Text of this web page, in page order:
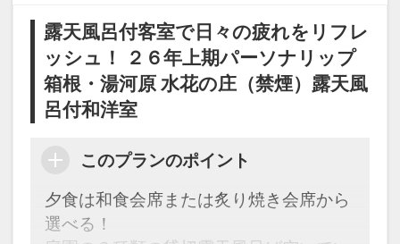
度でも利用OK
※旅行代金に含まれます。
●誕生日（※前後１４日以内対象）の方
1回）
●結婚記念日等（※前後１４日以内対
露天風呂付客室で日々の疲れをリフレ
ッシュ！ ２６年上期パーソナリップ
箱根・湯河原 水花の庄（禁煙）露天風
呂付和洋室
このプランのポイント
夕食は和食会席または炙り焼き会席から
選べる！